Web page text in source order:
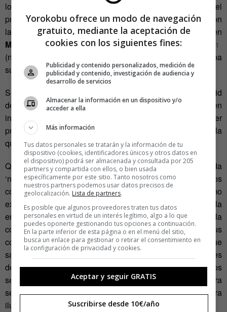
lo largo y ancho de los sistemas vivos que hace posible el
procesamiento de información y el aprendizaje». Estas son
las conclusiones a las que ha llegado tras experimentar en
Mimosas pudicas diversos protocolos de habituación
(normalmente destinados a animales) para poner a prueba
su capacidad de aprendizaje.
Según el fisiólgo botánico italiano, Stefano Mancuso, adalid
de la ‘neurobiología vegetal’, las plantas sí poseen
inteligencia, entendida como la capacidad de resolver
problemas, una especie de inteligencia distribuida como la
que observamos en las bandadas de pájaros.
Quizás el término más peliagudo de la llamada
‘neurobiología vegetal’ sea la consciencia. Si entendemos
consciencia como percepción de uno mismo
experimentando la realidad, no hay debate pero si la
entendemos como la percepción y adecuación al entorno, la
cosa se pone discutible. Según Mancuso y sus
colaboradores, la planta de judías es consciente porque
sabe cómo es el entorno que la rodea y toma las mejores
decisiones para adecuarse a él. También identifica a otros
seres, como otras plantas, y actúa de diferente manera
según la situación. No hay nada como untimelapsepara
ilustrarlo:
Yorokobu ofrece un modo de navegación
gratuito, mediante la aceptación de
cookies con los siguientes fines:
Publicidad y contenido personalizados, medición de
publicidad y contenido, investigación de audiencia y
desarrollo de servicios
Almacenar la información en un dispositivo y/o
acceder a ella
Más información
Tus datos personales se tratarán y la información de tu
dispositivo (cookies, identificadores únicos y otros datos en
el dispositivo) podrá ser almacenada y consultada por 205
partners y compartida con ellos, o bien usada
específicamente por este sitio. Tanto nosotros como
nuestros partners podemos usar datos precisos de
geolocalización. Lista de partners.
Es posible que algunos proveedores traten tus datos
personales en virtud de un interés legítimo, algo a lo que
puedes oponerte gestionando tus opciones a continuación.
En la parte inferior de esta página o en el menú del sitio,
busca un enlace para gestionar o retirar el consentimiento en
la configuración de privacidad y cookies.
Aceptar y seguir GRATIS
Suscribirse desde 10€/año